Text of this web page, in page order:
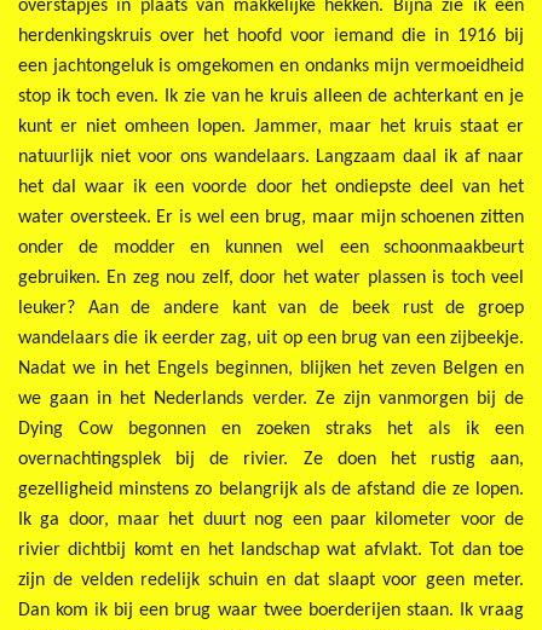
overstapjes in plaats van makkelijke hekken. Bijna zie ik een
herdenkingskruis over het hoofd voor iemand die in 1916 bij
een jachtongeluk is omgekomen en ondanks mijn vermoeidheid
stop ik toch even. Ik zie van he kruis alleen de achterkant en je
kunt er niet omheen lopen. Jammer, maar het kruis staat er
natuurlijk niet voor ons wandelaars. Langzaam daal ik af naar
het dal waar ik een voorde door het ondiepste deel van het
water oversteek. Er is wel een brug, maar mijn schoenen zitten
onder de modder en kunnen wel een schoonmaakbeurt
gebruiken. En zeg nou zelf, door het water plassen is toch veel
leuker? Aan de andere kant van de beek rust de groep
wandelaars die ik eerder zag, uit op een brug van een zijbeekje.
Nadat we in het Engels beginnen, blijken het zeven Belgen en
we gaan in het Nederlands verder. Ze zijn vanmorgen bij de
Dying Cow begonnen en zoeken straks het als ik een
overnachtingsplek bij de rivier. Ze doen het rustig aan,
gezelligheid minstens zo belangrijk als de afstand die ze lopen.
Ik ga door, maar het duurt nog een paar kilometer voor de
rivier dichtbij komt en het landschap wat afvlakt. Tot dan toe
zijn de velden redelijk schuin en dat slaapt voor geen meter.
Dan kom ik bij een brug waar twee boerderijen staan. Ik vraag